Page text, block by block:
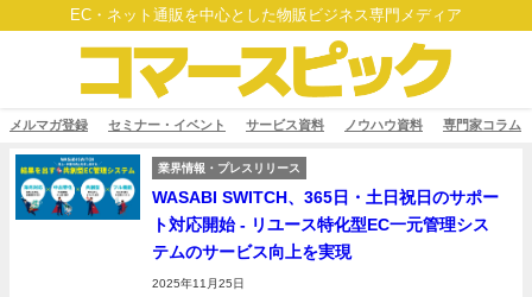
EC・ネット通販を中心とした物販ビジネス専門メディア
メルマガ登録 セミナー・イベント サービス資料 ノウハウ資料 専門家コラム
業界情報・プレスリリース
WASABI SWITCH、365日・土日祝日のサポー
ト対応開始 - リユース特化型EC一元管理シス
テムのサービス向上を実現
2025年11月25日